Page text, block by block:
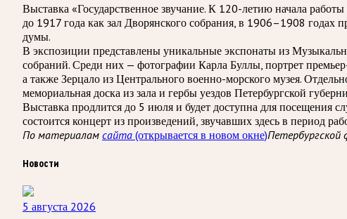
Выставка «Государственное звучание. К 120-летию начала
до 1917 года как зал Дворянского собрания, в 1906–1908 годах
думы.
В экспозиции представлены уникальные экспонаты из
собраний. Среди них — фотографии Карла Буллы, портрет
а также Зерцало из Центрального военно-морского музея.
мемориальная доска из зала и гербы уездов Петербургской
Выставка продлится до 5 июля и будет доступна для посещения
состоится концерт из произведений, звучавших здесь в период
По материалам сайта (открывается в новом окне)Петербургской
Новости
5 августа 2026